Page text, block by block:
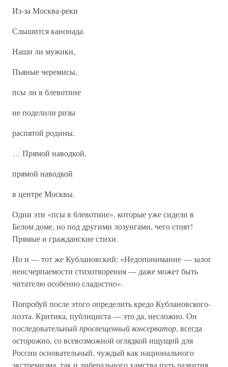
Из-за Москва-реки
Слышится канонада.
Наши ли мужики,
Пьяные черемисы,
псы ли в блевотине
не поделили ризы
распятой родины.
… Прямой наводкой,
прямой наводкой
в центре Москвы.
Одни эти «псы в блевотине», которые уже сидели в
Белом доме, но под другими лозунгами, чего стоят!
Прямые и гражданские стихи.
Но и — тот же Кублановский: «Недопонимание — залог
неисчерпаемости стихотворения — даже может быть
читателю особенно сладостно».
Попробуй после этого определить кредо Кублановского-
поэта. Критика, публициста — это да, несложно. Он
последовательный просвещенный консерватор, всегда
осторожно, со всевозможной оглядкой ищущий для
России основательный, чуждый как национального
экстремизма, так и либерального хамства путь развития.